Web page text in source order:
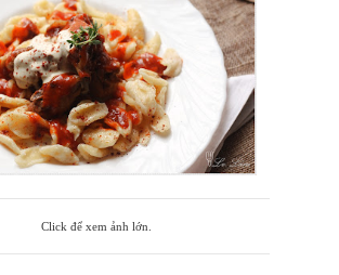
Click để xem ảnh lớn.